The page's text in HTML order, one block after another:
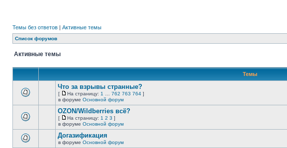
Темы без ответов | Активные темы
Список форумов
Активные темы
Темы
этой
непрочитанных
сообщений.
Что за взрывы странные?
[
На
страницу
На страницу: 1 762 763 764 ]
в форуме Основной форум
этой
OZON/Wildberries всё?
[
На
страницу
На страницу: 1 2 3 ]
в форуме Основной форум
Догазификация
в форуме Основной форум